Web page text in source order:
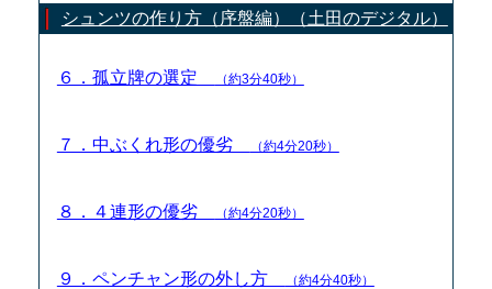
シュンツの作り方（序盤編）（土田のデジタル）
６．孤立牌の選定 （約3分40秒）
７．中ぶくれ形の優劣 （約4分20秒）
８．４連形の優劣 （約4分20秒）
９．ペンチャン形の外し方 （約4分40秒）